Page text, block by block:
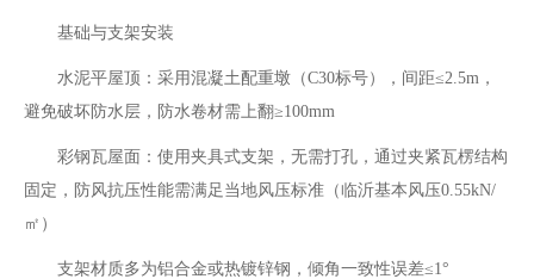
基础与支架安装‌
水泥平屋顶‌：采用混凝土配重墩（C30标号），间距≤2.5m，
避免破坏防水层，防水卷材需上翻≥100mm
彩钢瓦屋面‌：使用夹具式支架，无需打孔，通过夹紧瓦楞结构
固定，防风抗压性能需满足当地风压标准（临沂基本风压0.55kN/
㎡）
支架材质多为铝合金或热镀锌钢，倾角一致性误差≤1°